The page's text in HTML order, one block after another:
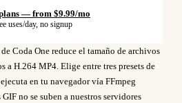
— from $9.99/mo
uses/day, no signup
Coda One reduce el tamaño de archivos
a H.264 MP4. Elige entre tres presets de
en tu navegador vía FFmpeg
no se suben a nuestros servidores